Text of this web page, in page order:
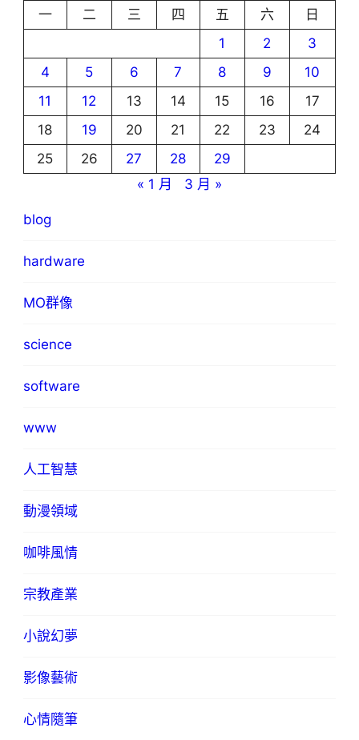
一 二 三 四 五 六
日
1
2
3
4
5 6 7 8 9
10
11
12 13 14 15 16
17
18
19 20 21 22 23
24
25
26 27 28
29
« 1 月
3 月 »
blog
hardware
MO群像
science
software
www
人工智慧
動漫領域
咖啡風情
宗教產業
小說幻夢
影像藝術
心情隨筆